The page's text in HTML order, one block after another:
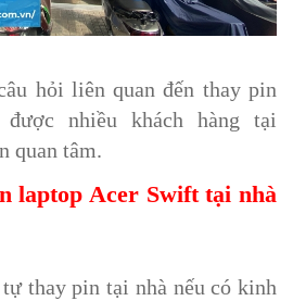
hỏi liên quan đến thay pin
nhiều khách hàng tại
quan tâm.
laptop Acer Swift tại nhà
thay pin tại nhà nếu có kinh